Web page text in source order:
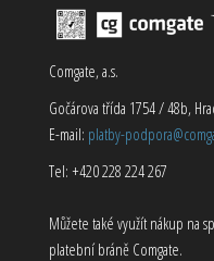
Comgate, a.s.
Gočárova třída 1754 / 48b,
E-mail: platby-
Tel: +420 228 224 267
Můžete také využít nákup na
platební bráně Comgate.